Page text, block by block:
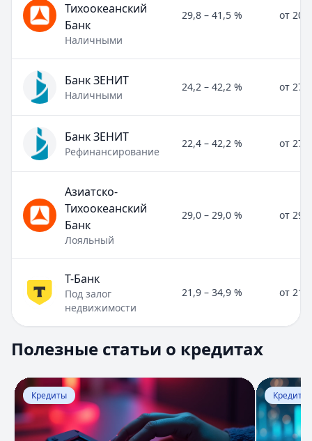
Тихоокеанский
Банк
Наличными
29,8 – 41,5 % от
Банк ЗЕНИТ
Наличными
24,2 – 42,2 % от
Банк ЗЕНИТ
Рефинансирование
22,4 – 42,2 % от
Азиатско-
Тихоокеанский
Банк
Лояльный
29,0 – 29,0 % от
Т-Банк
Под залог
недвижимости
21,9 – 34,9 % от
Раздел:Кредиты. Всего статей:8
Кратко:Оформить займ сегодня проще, чем когда-
Опубликовано:17 ноября 2025 г.
Категория:
Кредиты
Читать статью
Полезные статьи о кредитах
Перейти к статье: Расчет процентов по договору
Кредиты
Перейти
Кредиты